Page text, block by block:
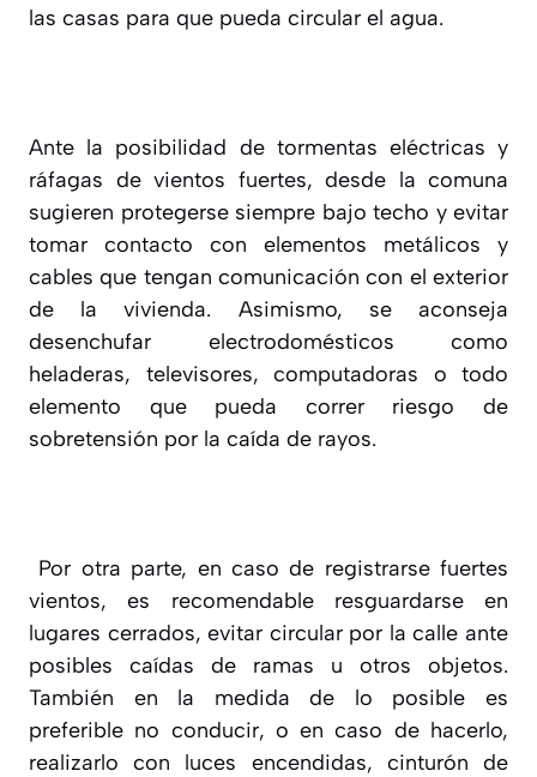
las casas para que pueda circular el agua.
Ante la posibilidad de tormentas eléctricas y
ráfagas de vientos fuertes, desde la comuna
sugieren protegerse siempre bajo techo y evitar
tomar contacto con elementos metálicos y
cables que tengan comunicación con el exterior
de la vivienda. Asimismo, se aconseja
desenchufar electrodomésticos como
heladeras, televisores, computadoras o todo
elemento que pueda correr riesgo de
sobretensión por la caída de rayos.
Por otra parte, en caso de registrarse fuertes
vientos, es recomendable resguardarse en
lugares cerrados, evitar circular por la calle ante
posibles caídas de ramas u otros objetos.
También en la medida de lo posible es
preferible no conducir, o en caso de hacerlo,
realizarlo con luces encendidas, cinturón de